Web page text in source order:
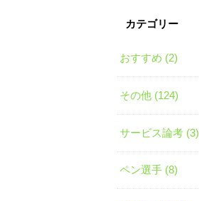
カテゴリー
おすすめ (2)
その他 (124)
サービス論考 (3)
ペン選手 (8)